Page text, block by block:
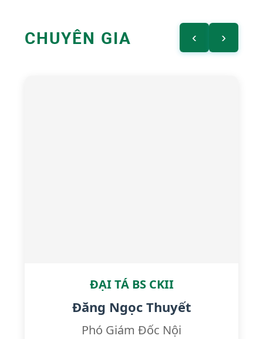
CHUYÊN GIA ‹ ›
ĐẠI TÁ BS CKII
Đăng Ngọc Thuyết
Phó Giám Đốc Nội